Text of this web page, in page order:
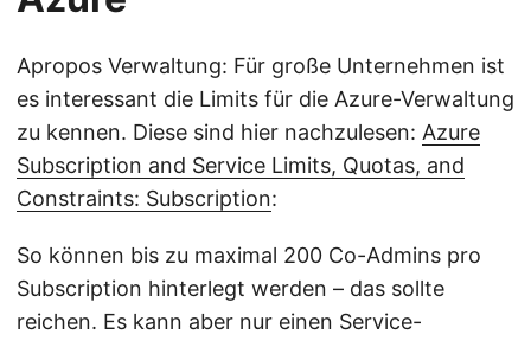
Apropos Verwaltung: Für große Unternehmen ist
es interessant die Limits für die Azure-Verwaltung
zu kennen. Diese sind hier nachzulesen: Azure
Subscription and Service Limits, Quotas, and
Constraints: Subscription:
So können bis zu maximal 200 Co-Admins pro
Subscription hinterlegt werden – das sollte
reichen. Es kann aber nur einen Service-